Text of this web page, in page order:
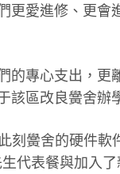
愛進修、更
專心支出，
區改良黌舍辦
黌舍的硬件
代表餐與加入